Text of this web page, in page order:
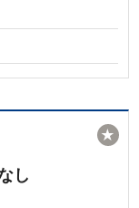
し
★